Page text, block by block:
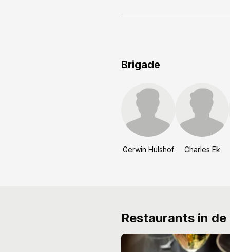
Brigade
Gerwin Hulshof Charles Ek
Restaurants in